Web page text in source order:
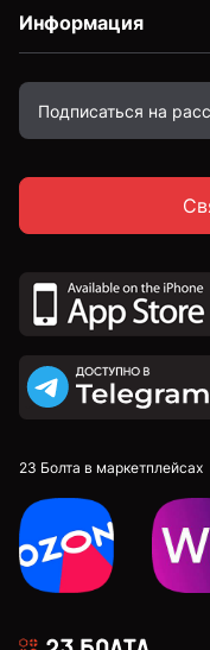
Информация
23 Болта в маркетплейсах